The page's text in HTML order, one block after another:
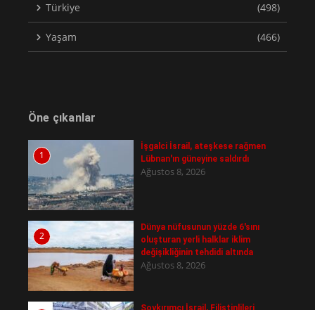
Türkiye (498)
Yaşam (466)
Öne çıkanlar
1
İşgalci İsrail, ateşkese rağmen
Lübnan'ın güneyine saldırdı
Ağustos 8, 2026
2
Dünya nüfusunun yüzde 6'sını
oluşturan yerli halklar iklim
değişikliğinin tehdidi altında
Ağustos 8, 2026
Soykırımcı İsrail, Filistinlileri